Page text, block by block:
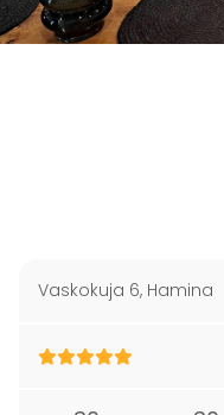
Vaskokuja 6, Hamina